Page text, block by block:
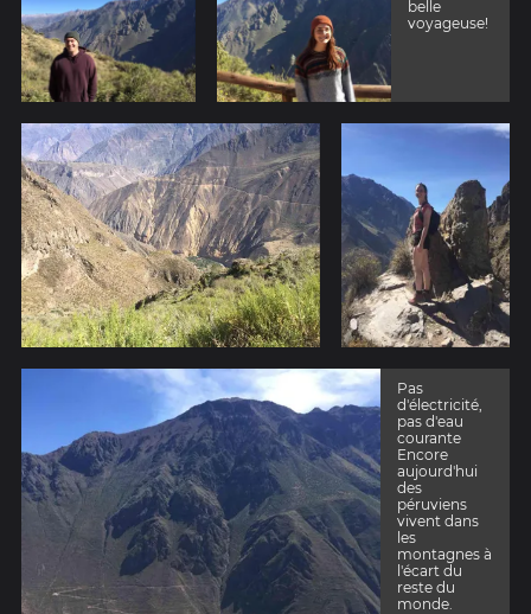
belle
voyageuse!
Pas
d'électricité,
pas d'eau
courante
Encore
aujourd'hui
des
péruviens
vivent dans
les
montagnes à
l'écart du
reste du
monde.